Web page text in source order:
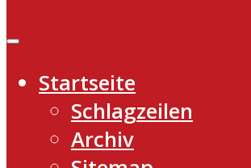
Startseite
Schlagzeilen
Archiv